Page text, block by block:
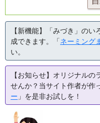
【新機能】「みづき」の
成できます。「ネーミング
い。
【お知らせ】オリジナルの
せんか？当サイト作者が作
ー 」を是非お試しを！